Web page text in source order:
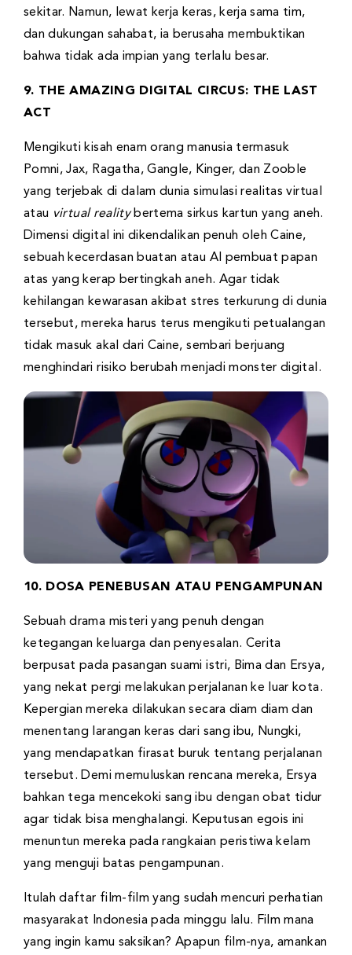
sekitar. Namun, lewat kerja keras, kerja sama tim,
dan dukungan sahabat, ia berusaha membuktikan
bahwa tidak ada impian yang terlalu besar.
9. THE AMAZING DIGITAL CIRCUS: THE LAST
ACT
Mengikuti kisah enam orang manusia termasuk
Pomni, Jax, Ragatha, Gangle, Kinger, dan Zooble
yang terjebak di dalam dunia simulasi realitas virtual
atau virtual realitybertema sirkus kartun yang aneh.
Dimensi digital ini dikendalikan penuh oleh Caine,
sebuah kecerdasan buatan atau AI pembuat papan
atas yang kerap bertingkah aneh. Agar tidak
kehilangan kewarasan akibat stres terkurung di dunia
tersebut, mereka harus terus mengikuti petualangan
tidak masuk akal dari Caine, sembari berjuang
menghindari risiko berubah menjadi monster digital.
10. DOSA PENEBUSAN ATAU PENGAMPUNAN
Sebuah drama misteri yang penuh dengan
ketegangan keluarga dan penyesalan. Cerita
berpusat pada pasangan suami istri, Bima dan Ersya,
yang nekat pergi melakukan perjalanan ke luar kota.
Kepergian mereka dilakukan secara diam diam dan
menentang larangan keras dari sang ibu, Nungki,
yang mendapatkan firasat buruk tentang perjalanan
tersebut. Demi memuluskan rencana mereka, Ersya
bahkan tega mencekoki sang ibu dengan obat tidur
agar tidak bisa menghalangi. Keputusan egois ini
menuntun mereka pada rangkaian peristiwa kelam
yang menguji batas pengampunan.
Itulah daftar film-film yang sudah mencuri perhatian
masyarakat Indonesia pada minggu lalu. Film mana
yang ingin kamu saksikan? Apapun film-nya, amankan